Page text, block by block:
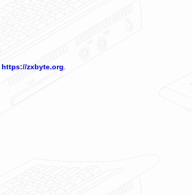
https://zxbyte.org.